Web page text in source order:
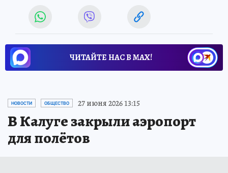
ЧИТАЙТЕ НАС В МАХ!
НОВОСТИ ОБЩЕСТВО 27 июня 2026 13:15
В Калуге закрыли аэропорт
для полётов